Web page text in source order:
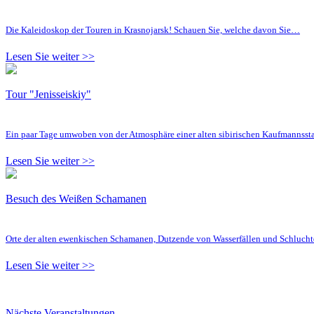
Die Kaleidoskop der Touren in Krasnojarsk! Schauen Sie, welche davon Sie…
Lesen Sie weiter >>
Tour "Jenisseiskiy"
Ein paar Tage umwoben von der Atmosphäre einer alten sibirischen
Lesen Sie weiter >>
Besuch des Weißen Schamanen
Orte der alten ewenkischen Schamanen, Dutzende von Wasserfällen und
Lesen Sie weiter >>